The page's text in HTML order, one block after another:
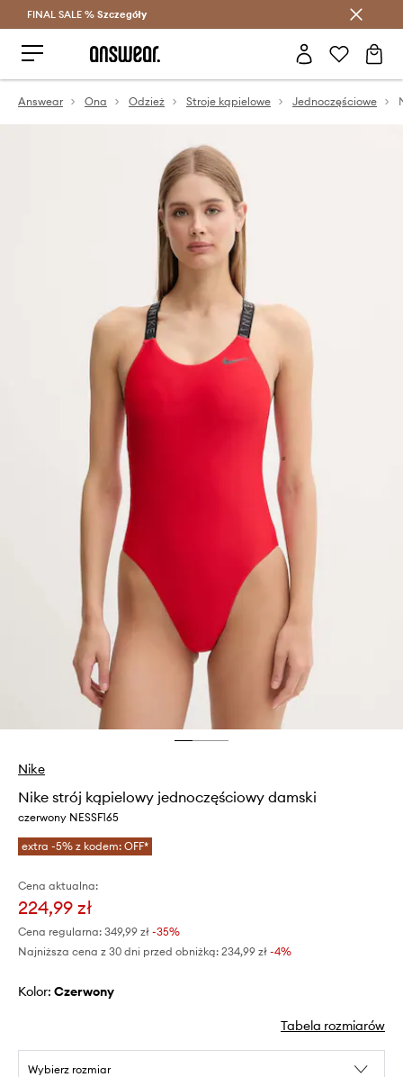
Oszczędzaj z Answear Club >
FINAL SALE % Szczegóły
Answear Ona Odzież Stroje kąpielowe Jednoczęściowe
Nike
Nike strój kąpielowy jednoczęściowy damski
czerwony NESSF165
extra -5% z kodem: OFF*
Cena aktualna:
224,99 zł
Cena regularna: 349,99 zł -35%
Najniższa cena z 30 dni przed obniżką: 234,99 zł -4%
Kolor: czerwony
Tabela rozmiarów
Wybierz rozmiar